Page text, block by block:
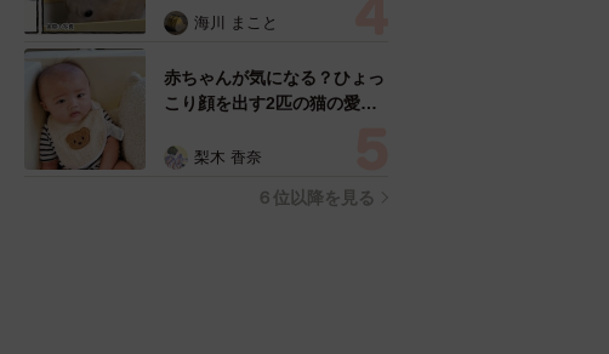
「急に老けた？」【漫画】
海川 まこと
赤ちゃんが気になる？ひょっ
こり顔を出す2匹の猫の愛ら
わいい構図あります？」「ベ
梨木 香奈
６位以降を見る